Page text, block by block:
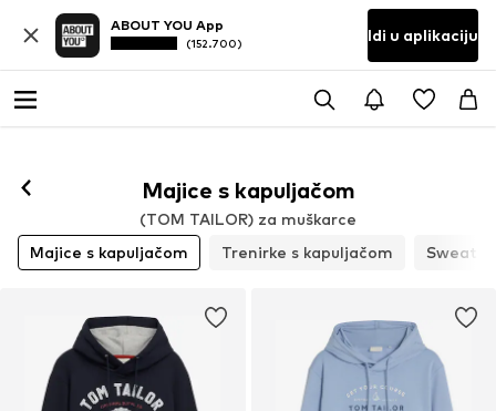
ABOUT YOU App
(152.700) Idi u aplikaciju
Majice s kapuljačom
(TOM TAILOR) za muškarce
Majice s kapuljačom
Trenirke s kapuljačom